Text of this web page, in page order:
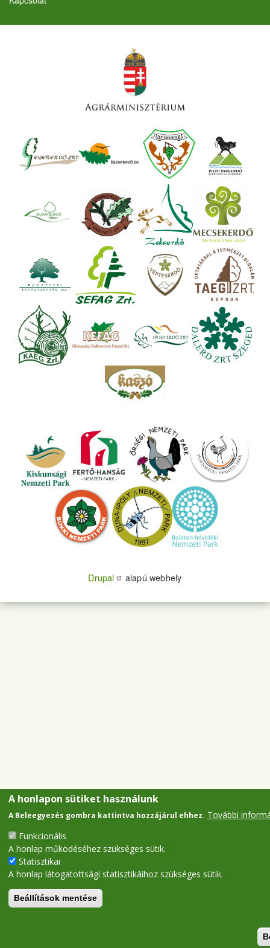
Drupal alapú webhely
A honlapon sütiket használunk
A Beleegyezés gombra kattintva hozzájárul ehhez. További
Funkcionális
A honlap működéséhez szükséges sütik.
Statisztikai
A honlap látogatottsági statisztikáihoz szükséges sütik.
Beállítások mentése